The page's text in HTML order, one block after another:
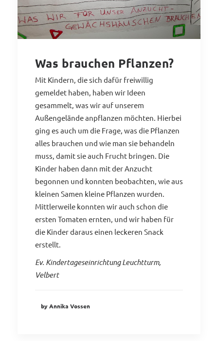
Was brauchen Pflanzen?
Mit Kindern, die sich dafür freiwillig
gemeldet haben, haben wir Ideen
gesammelt, was wir auf unserem
Außengelände anpflanzen möchten. Hierbei
ging es auch um die Frage, was die Pflanzen
alles brauchen und wie man sie behandeln
muss, damit sie auch Frucht bringen. Die
Kinder haben dann mit der Anzucht
begonnen und konnten beobachten, wie aus
kleinen Samen kleine Pflanzen wurden.
Mittlerweile konnten wir auch schon die
ersten Tomaten ernten, und wir haben für
die Kinder daraus einen leckeren Snack
erstellt.
Ev. Kindertageseinrichtung Leuchtturm,
Velbert
by Annika Vossen